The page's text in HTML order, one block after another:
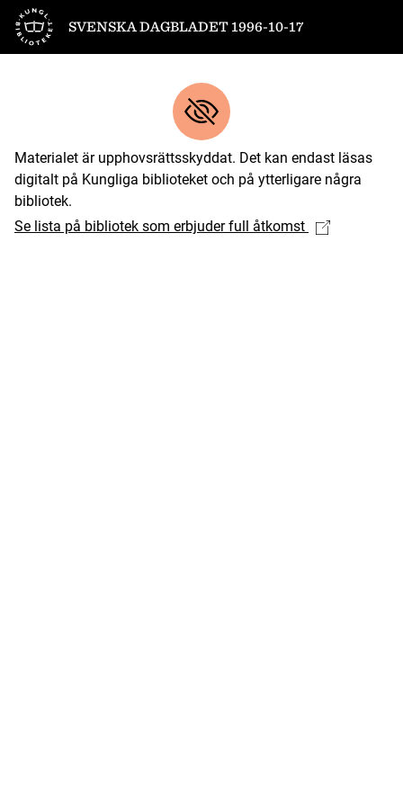
Till startsidan
SVENSKA DAGBLADET 1996-10-17
Materialet är upphovsrättsskyddat. Det kan endast läsas
digitalt på Kungliga biblioteket och på ytterligare några
bibliotek.
Se lista på bibliotek som erbjuder full åtkomst